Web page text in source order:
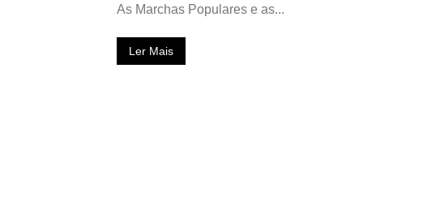
As Marchas Populares e as...
Ler Mais